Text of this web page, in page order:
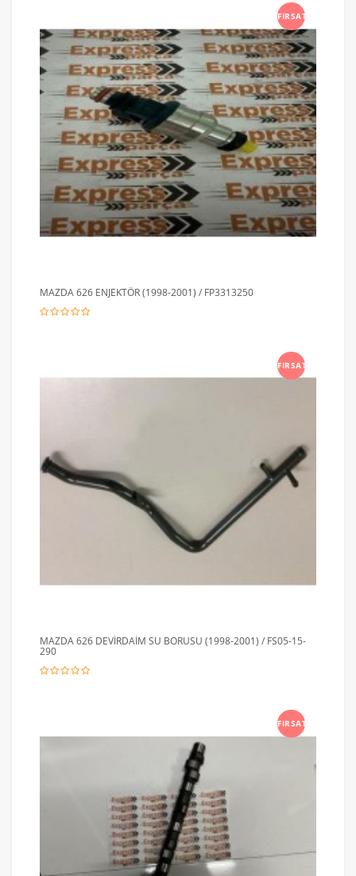
FIRSAT
MAZDA 626 ENJEKTÖR (1998-2001) / FP3313250
FIRSAT
MAZDA 626 DEVİRDAİM SU BORUSU (1998-2001) / FS05-15-
290
FIRSAT